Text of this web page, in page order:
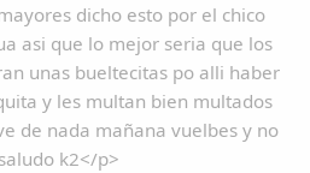
dicho esto por el chico
asi que lo mejor seria que los
unas bueltecitas po alli haber
y les multan bien multados
de nada mañana vuelbes y no
k2</p>